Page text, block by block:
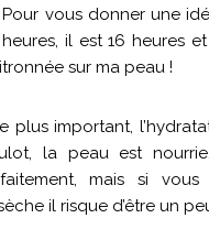
vous donner une
il est 16 heures
sur ma peau !
plus important,
la peau est
mais si
il risque d’être un